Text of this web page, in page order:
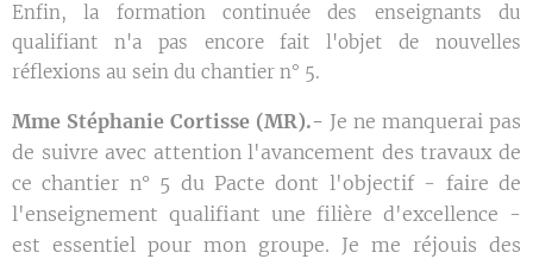
Enfin, la formation continuée des enseignants du
qualifiant n'a pas encore fait l'objet de nouvelles
réflexions au sein du chantier n° 5.
Mme Stéphanie Cortisse (MR).- Je ne manquerai pas
de suivre avec attention l'avancement des travaux de
ce chantier n° 5 du Pacte dont l'objectif - faire de
l'enseignement qualifiant une filière d'excellence -
est essentiel pour mon groupe. Je me réjouis des